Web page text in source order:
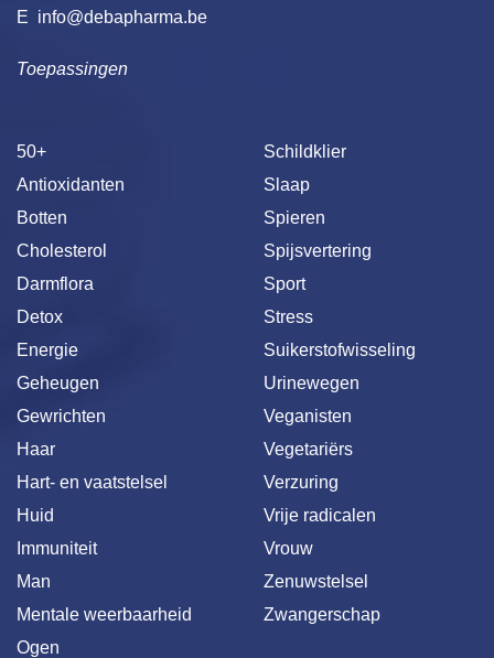
Toepassingen
50+
Antioxidanten
Botten
Cholesterol
Darmflora
Detox
Energie
Geheugen
Gewrichten
Haar
Hart- en vaatstelsel
Huid
Immuniteit
Man
Mentale weerbaarheid
Ogen
Schildklier
Slaap
Spieren
Spijsvertering
Sport
Stress
Suikerstofwisseling
Urinewegen
Veganisten
Vegetariërs
Verzuring
Vrije radicalen
Vrouw
Zenuwstelsel
Zwangerschap
E info@debapharma.be